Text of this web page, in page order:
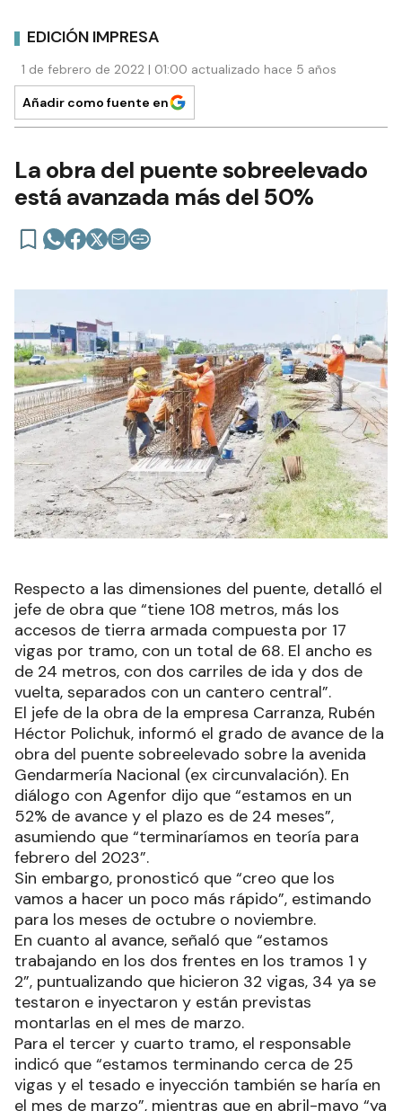
EDICIÓN IMPRESA
1 de febrero de 2022 | 01:00 actualizado hace 5 años
Añadir como fuente en
La obra del puente sobreelevado
está avanzada más del 50%
Respecto a las dimensiones del puente, detalló el
jefe de obra que “tiene 108 metros, más los
accesos de tierra armada compuesta por 17
vigas por tramo, con un total de 68. El ancho es
de 24 metros, con dos carriles de ida y dos de
vuelta, separados con un cantero central”.
El jefe de la obra de la empresa Carranza, Rubén
Héctor Polichuk, informó el grado de avance de la
obra del puente sobreelevado sobre la avenida
Gendarmería Nacional (ex circunvalación). En
diálogo con Agenfor dijo que “estamos en un
52% de avance y el plazo es de 24 meses”,
asumiendo que “terminaríamos en teoría para
febrero del 2023”.
Sin embargo, pronosticó que “creo que los
vamos a hacer un poco más rápido”, estimando
para los meses de octubre o noviembre.
En cuanto al avance, señaló que “estamos
trabajando en los dos frentes en los tramos 1 y
2”, puntualizando que hicieron 32 vigas, 34 ya se
testaron e inyectaron y están previstas
montarlas en el mes de marzo.
Para el tercer y cuarto tramo, el responsable
indicó que “estamos terminando cerca de 25
vigas y el tesado e inyección también se haría en
el mes de marzo”, mientras que en abril-mayo “ya